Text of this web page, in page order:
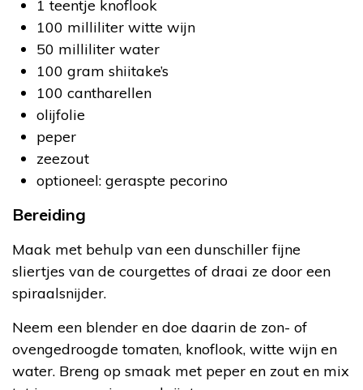
1 teentje knoflook
100 milliliter witte wijn
50 milliliter water
100 gram shiitake’s
100 cantharellen
olijfolie
peper
zeezout
optioneel: geraspte pecorino
Bereiding
Maak met behulp van een dunschiller fijne
sliertjes van de courgettes of draai ze door een
spiraalsnijder.
Neem een blender en doe daarin de zon- of
ovengedroogde tomaten, knoflook, witte wijn en
water. Breng op smaak met peper en zout en mix